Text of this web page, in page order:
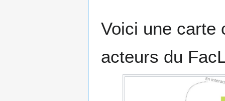
Voici une carte
acteurs du